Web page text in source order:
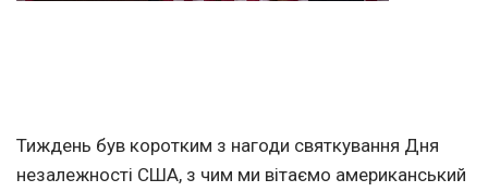
Тиждень був коротким з нагоди святкування Дня
незалежності США, з чим ми вітаємо американський